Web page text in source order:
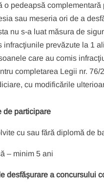
o pedeapsă
sau meseria ori de a
nu s-a luat măsura de
infracţiunile prevăzute la 1
care au comis
completarea Legii nr.
cu modificările
de participare
cu sau fără diplomă de
– minim 5 ani
desfășurare a concursului